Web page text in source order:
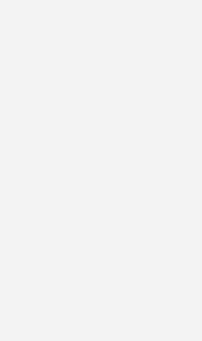
angepasst, damit die
ankommt. Die Anbieter sind
in vollem Umfang an ihre
bezifferbar
von 3500 kWh zahlte
Umlage, heißt es in einer Mitteilung
und Klimaschutz (BMWK). Da
der volle Mehrwertsteuersatz zu
Kosten aus der EEG-Umlage für
anderem durch einen
(2021) auf 3,723 Ct/kWh gesunken.
Jahr 2022 Kosten aus der EEG-